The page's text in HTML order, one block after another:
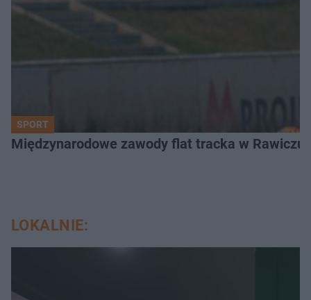
SPORT
Międzynarodowe zawody flat tracka w
LOKALNIE: